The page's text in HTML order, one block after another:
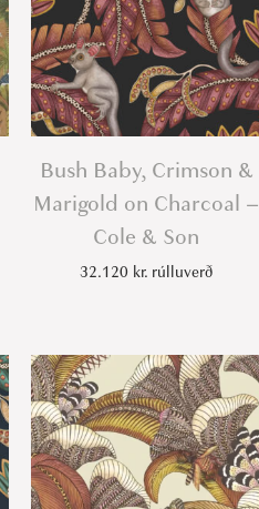
l
i
c
G
u
g
e
-
C
Bush Baby, Crimson &
Marigold on Charcoal –
Cole & Son
32.120 kr. rúlluverð